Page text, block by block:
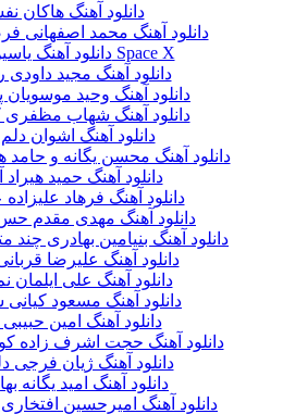
دانلود آهنگ هاکان
دانلود آهنگ محمد اصفهانی
دانلود آهنگ یاسین ترکی Space X
دانلود آهنگ مجید داودی
دانلود آهنگ وحید موسویان
دانلود آهنگ شهاب مظفری
دانلود آهنگ اشوان
دانلود آهنگ محسن یگانه و
دانلود آهنگ حمید
دانلود آهنگ فرهاد علیزاده
دانلود آهنگ مهدی مقدم حس
دانلود آهنگ بنیامین بهادری
دانلود آهنگ علیرضا
دانلود آهنگ علی ایلمان
دانلود آهنگ مسعود
دانلود آهنگ امین
دانلود آهنگ حجت اشرف زاده
دانلود آهنگ ژیان فرجی
دانلود آهنگ امید یگانه
دانلود آهنگ امیرحسین